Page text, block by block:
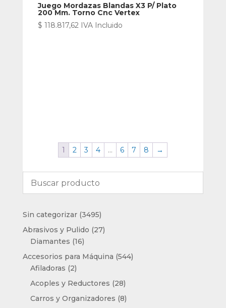
Juego Mordazas Blandas X3 P/ Plato
200 Mm. Torno Cnc Vertex
$ 118.817,62 IVA Incluido
1 2 3 4 … 6 7 8 →
Sin categorizar 34953495
productos
Abrasivos y Pulido 2727
Diamantes 1616
productos
Accesorios para Máquina 544544
Afiladoras 22
productos
Acoples y Reductores 2828
productos
Carros y Organizadores 88